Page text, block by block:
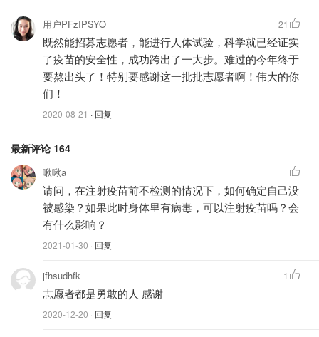
如果有新冠疫苗，你会接种吗？
图片来自于CNN，版权属于原作者
据CNN的民调显示，如果新冠疫苗成功研发，美国人对接
种疫苗的态度是：
用户PFzIPSYO
既然能招募志愿者，能进行人体试验，科学就已经证实
了疫苗的安全性，成功跨出了一大步。难过的今年终于
要熬出头了！特别要感谢这一批批志愿者啊！伟大的你
们！
2020-08-21 · 回复
21
最新评论 164
啾啾a
请问，在注射疫苗前不检测的情况下，如何确定自己没
被感染？如果此时身体里有病毒，可以注射疫苗吗？会
有什么影响？
2021-01-30 · 回复
jfhsudhfk
志愿者都是勇敢的人 感谢
2020-12-20 · 回复
1